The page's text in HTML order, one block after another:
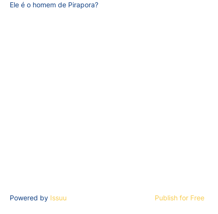
Ele é o homem de Pirapora?
Powered by Issuu Publish for Free